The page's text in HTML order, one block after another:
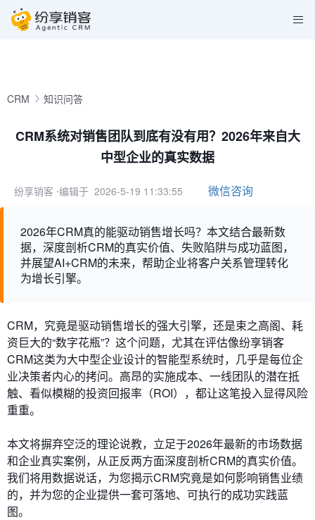
CRM 知识问答
CRM系统对销售团队到底有没有用？2026年来自大
中型企业的真实数据
纷享销客 ⋅编辑于 2026-5-19 11:33:55 微信咨询
2026年CRM真的能驱动销售增长吗？本文结合最新数
据，深度剖析CRM的真实价值、失败陷阱与成功蓝图，
并展望AI+CRM的未来，帮助企业将客户关系管理转化
为增长引擎。
CRM，究竟是驱动销售增长的强大引擎，还是束之高阁、耗
资巨大的“数字花瓶”？这个问题，尤其在评估像纷享销客
CRM这类为大中型企业设计的智能型系统时，几乎是每位企
业决策者内心的拷问。高昂的实施成本、一线团队的潜在抵
触、看似模糊的投资回报率（ROI），都让这笔投入显得风险
重重。
本文将摒弃空泛的理论说教，立足于2026年最新的市场数据
和企业真实案例，从正反两方面深度剖析CRM的真实价值。
我们将用数据说话，为您揭示CRM究竟是如何影响销售业绩
的，并为您的企业提供一套可落地、可执行的成功实践蓝
图。